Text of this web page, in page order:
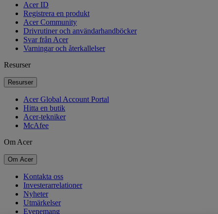
Acer ID
Registrera en produkt
Acer Community
Drivrutiner och användarhandböcker
Svar från Acer
Varningar och återkallelser
Resurser
Resurser
Acer Global Account Portal
Hitta en butik
Acer-tekniker
McAfee
Om Acer
Om Acer
Kontakta oss
Investerarrelationer
Nyheter
Utmärkelser
Evenemang